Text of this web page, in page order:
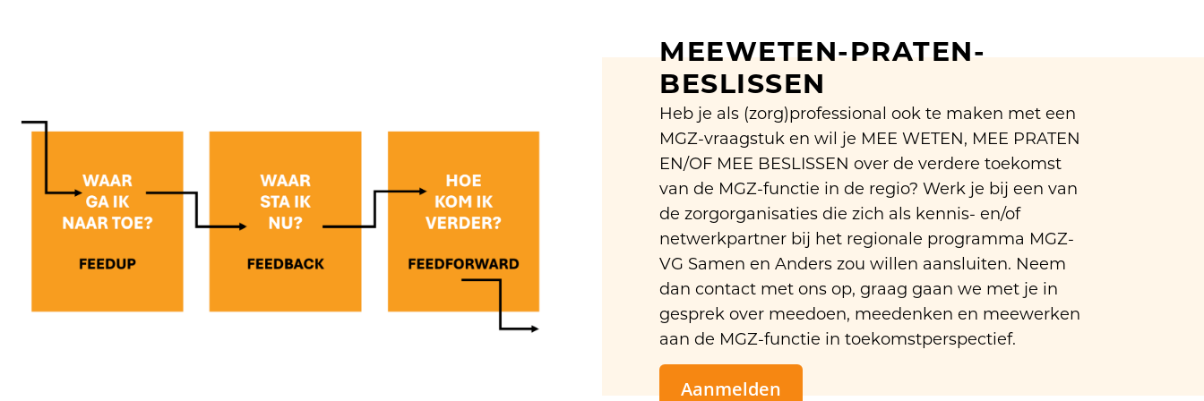
MEEWETEN-PRATEN-
BESLISSEN
Heb je als (zorg)professional ook te maken met een
MGZ-vraagstuk en wil je MEE WETEN, MEE PRATEN
EN/OF MEE BESLISSEN over de verdere toekomst
van de MGZ-functie in de regio? Werk je bij een van
de zorgorganisaties die zich als kennis- en/of
netwerkpartner bij het regionale programma MGZ-
VG Samen en Anders zou willen aansluiten. Neem
dan contact met ons op, graag gaan we met je in
gesprek over meedoen, meedenken en meewerken
aan de MGZ-functie in toekomstperspectief.
Aanmelden